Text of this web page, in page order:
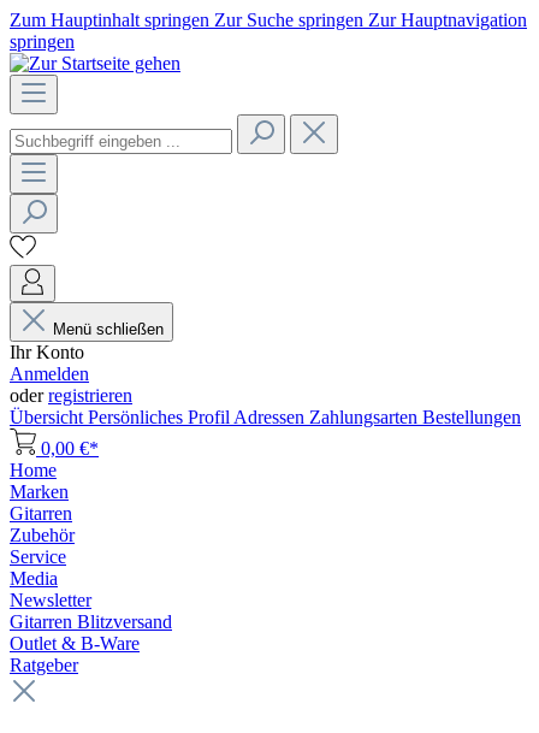
Zum Hauptinhalt springen Zur Suche springen Zur Hauptnavigation
springen
Menü schließen
Ihr Konto
Anmelden
oderregistrieren
Übersicht Persönliches Profil Adressen Zahlungsarten Bestellungen
0,00 €*
Home
Marken
Gitarren
Zubehör
Service
Media
Newsletter
Gitarren Blitzversand
Outlet & B-Ware
Ratgeber